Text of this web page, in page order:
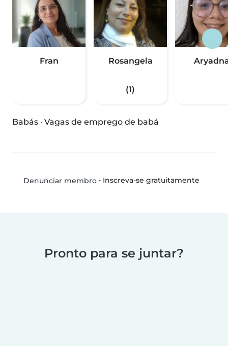
Fran Rosangela
(1)
Babás · Vagas de emprego de babá
Denunciar membro• Inscreva-se gratuitamente
Pronto para se juntar?